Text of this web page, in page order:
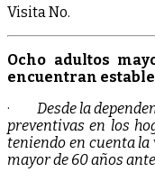
Visita No.
Ocho adultos
encuentran
· Desde la
preventivas en los
teniendo en cuenta
mayor de 60 años